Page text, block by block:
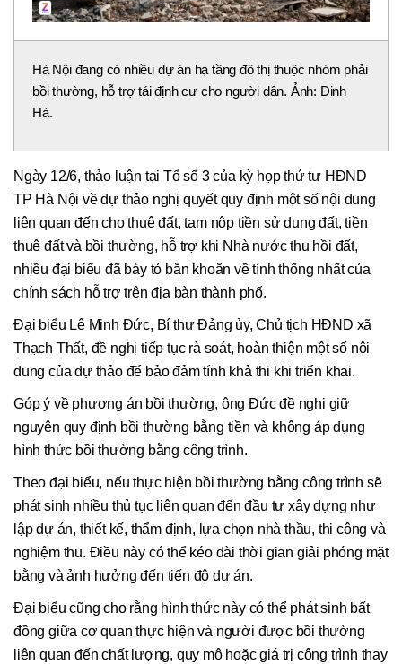
Hà Nội đang có nhiều dự án hạ tầng đô thị thuộc nhóm phải
bồi thường, hỗ trợ tái định cư cho người dân. Ảnh: Đinh
Hà.
Ngày 12/6, thảo luận tại Tổ số 3 của kỳ họp thứ tư HĐND
TP Hà Nội về dự thảo nghị quyết quy định một số nội dung
liên quan đến cho thuê đất, tạm nộp tiền sử dụng đất, tiền
thuê đất và bồi thường, hỗ trợ khi Nhà nước thu hồi đất,
nhiều đại biểu đã bày tỏ băn khoăn về tính thống nhất của
chính sách hỗ trợ trên địa bàn thành phố.
Đại biểu Lê Minh Đức, Bí thư Đảng ủy, Chủ tịch HĐND xã
Thạch Thất, đề nghị tiếp tục rà soát, hoàn thiện một số nội
dung của dự thảo để bảo đảm tính khả thi khi triển khai.
Góp ý về phương án bồi thường, ông Đức đề nghị giữ
nguyên quy định bồi thường bằng tiền và không áp dụng
hình thức bồi thường bằng công trình.
Theo đại biểu, nếu thực hiện bồi thường bằng công trình sẽ
phát sinh nhiều thủ tục liên quan đến đầu tư xây dựng như
lập dự án, thiết kế, thẩm định, lựa chọn nhà thầu, thi công và
nghiệm thu. Điều này có thể kéo dài thời gian giải phóng mặt
bằng và ảnh hưởng đến tiến độ dự án.
Đại biểu cũng cho rằng hình thức này có thể phát sinh bất
đồng giữa cơ quan thực hiện và người được bồi thường
liên quan đến chất lượng, quy mô hoặc giá trị công trình thay